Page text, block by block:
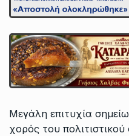
Μεγάλη επιτυχία
χορός του